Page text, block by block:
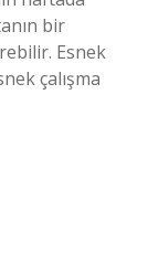
bir
Esnek
çalışma